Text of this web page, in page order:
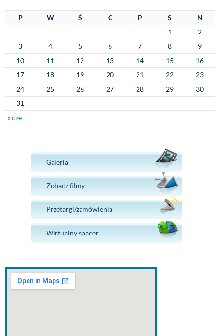
P W Ś C P S
N
1
2
3
4 5 6 7 8
9
10
11 12 13 14 15
16
17
18 19 20 21 22
23
24
25 26 27 28 29
30
31
« cze
Galeria
Zobacz filmy
Przetargi/zamówienia
Wirtualny spacer